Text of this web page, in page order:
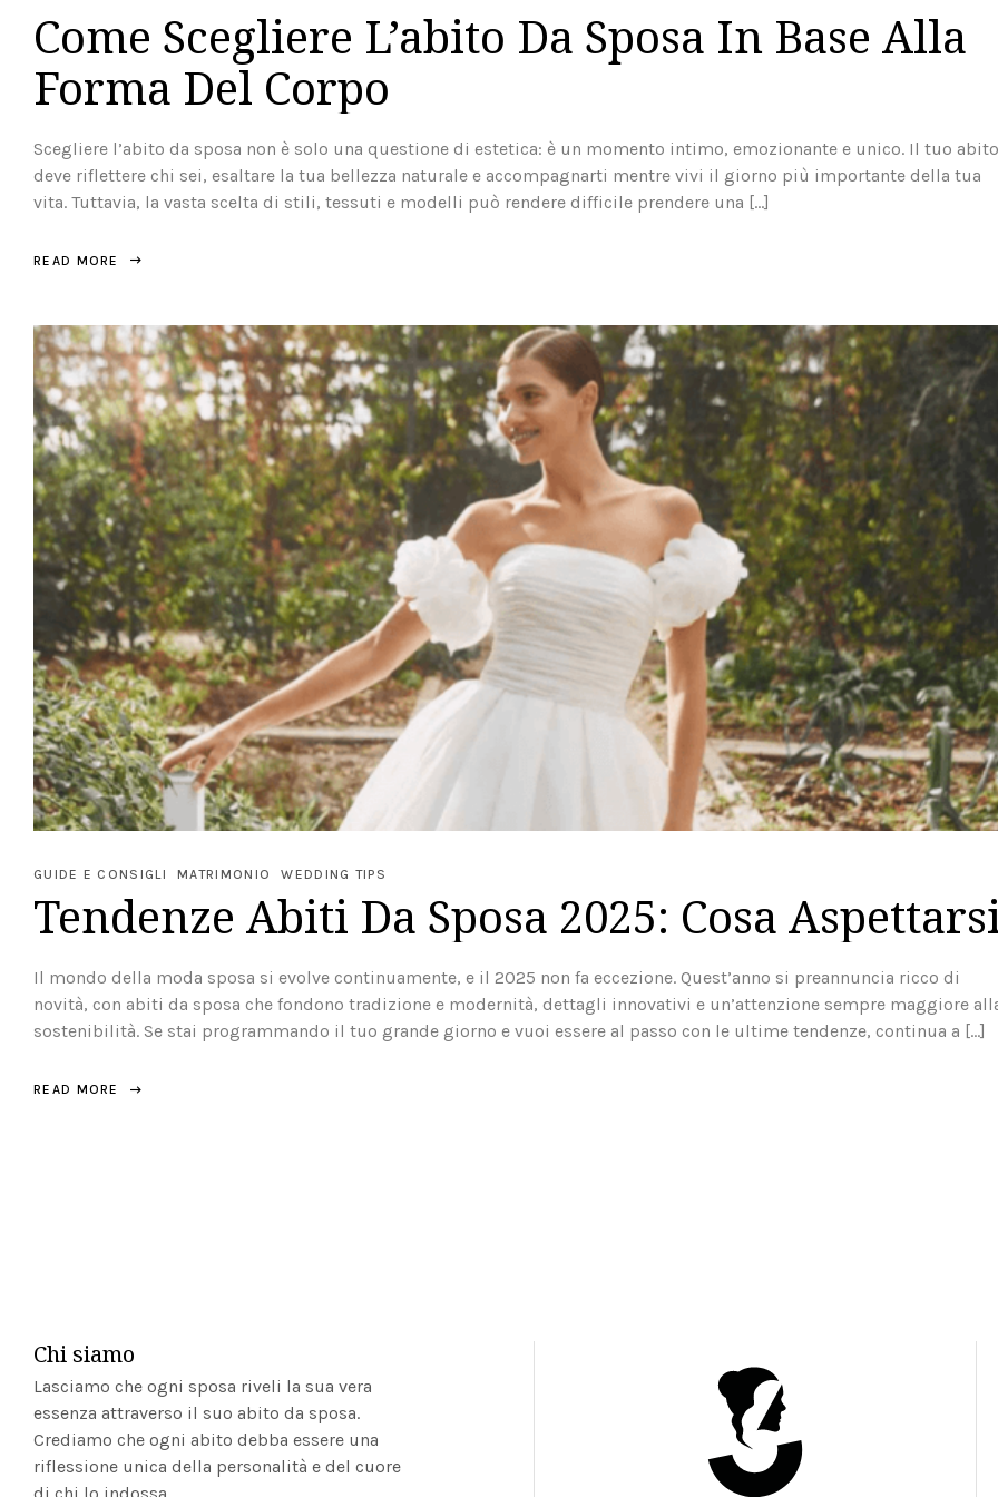
Come Scegliere L’abito Da Sposa In Base Alla
Forma Del Corpo
Scegliere l’abito da sposa non è solo una questione di estetica: è un momento intimo, emozionante e unico. Il tuo abito
deve riflettere chi sei, esaltare la tua bellezza naturale e accompagnarti mentre vivi il giorno più importante della tua
vita. Tuttavia, la vasta scelta di stili, tessuti e modelli può rendere difficile prendere una […]
READ MORE
GUIDE E CONSIGLI MATRIMONIO WEDDING TIPS
Tendenze Abiti Da Sposa 2025: Cosa
Il mondo della moda sposa si evolve continuamente, e il 2025 non fa eccezione. Quest’anno si preannuncia ricco di
novità, con abiti da sposa che fondono tradizione e modernità, dettagli innovativi e un’attenzione sempre maggiore
sostenibilità. Se stai programmando il tuo grande giorno e vuoi essere al passo con le ultime tendenze, continua a […]
READ MORE
Chi siamo
Lasciamo che ogni sposa riveli la sua vera
essenza attraverso il suo abito da sposa.
Crediamo che ogni abito debba essere una
riflessione unica della personalità e del cuore